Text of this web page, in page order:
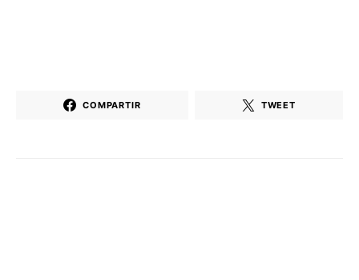
COMPARTIR TWEET